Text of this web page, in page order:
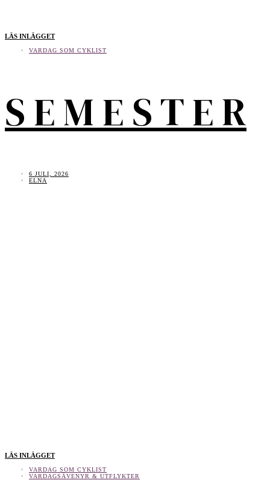
LÄS INLÄGGET
VARDAG SOM CYKLIST
S E M E S T E R
6 JULI, 2026
ELNA
LÄS INLÄGGET
VARDAG SOM CYKLIST
VARDAGSÄVENYR & UTFLYKTER